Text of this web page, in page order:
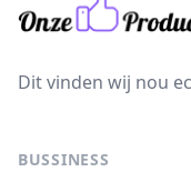
Dit vinden wij nou
BUSSINESS